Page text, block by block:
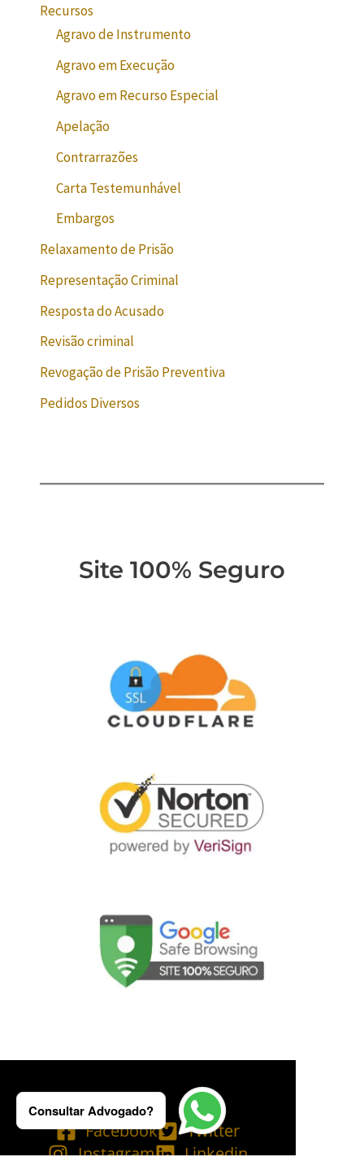
Recursos
Agravo de Instrumento
Agravo em Execução
Agravo em Recurso Especial
Apelação
Contrarrazões
Carta Testemunhável
Embargos
Relaxamento de Prisão
Representação Criminal
Resposta do Acusado
Revisão criminal
Revogação de Prisão Preventiva
Pedidos Diversos
Site 100% Seguro
Facebook
Twitter
Instagram
Linkedin
Consultar Advogado?